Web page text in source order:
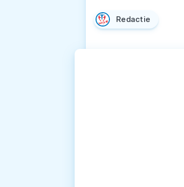
Redactie